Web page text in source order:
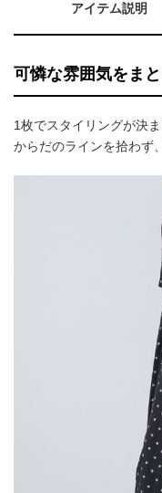
アイテム説明
可憐な雰囲気をま
1枚でスタイリングが決
からだのラインを拾わず